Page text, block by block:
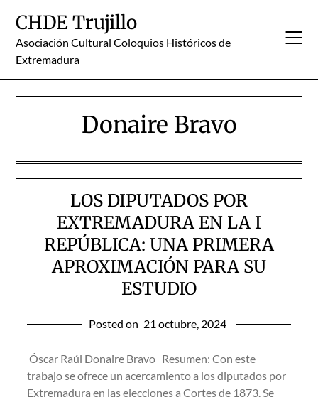
content
CHDE Trujillo
Asociación Cultural Coloquios Históricos de
Extremadura
Donaire Bravo
LOS DIPUTADOS POR
EXTREMADURA EN LA I
REPÚBLICA: UNA PRIMERA
APROXIMACIÓN PARA SU
ESTUDIO
Posted on 21 octubre, 2024
Óscar Raúl Donaire Bravo Resumen: Con este
trabajo se ofrece un acercamiento a los diputados por
Extremadura en las elecciones a Cortes de 1873. Se